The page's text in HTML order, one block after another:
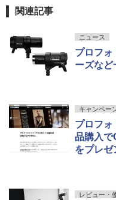
関連記事
ニュース
プロフ
ーズなど
キャンペー
プロフォ
品購入で
をプレゼ
レビュー・